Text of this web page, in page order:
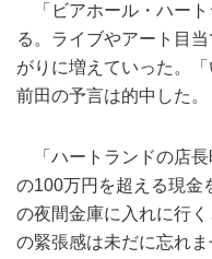
「ビアホール・ハー
る。ライブやアート目
がりに増えていった。
前田の予言は的中した。
「ハートランドの店
の100万円を超える現金
の夜間金庫に入れに行
の緊張感は未だに忘れ